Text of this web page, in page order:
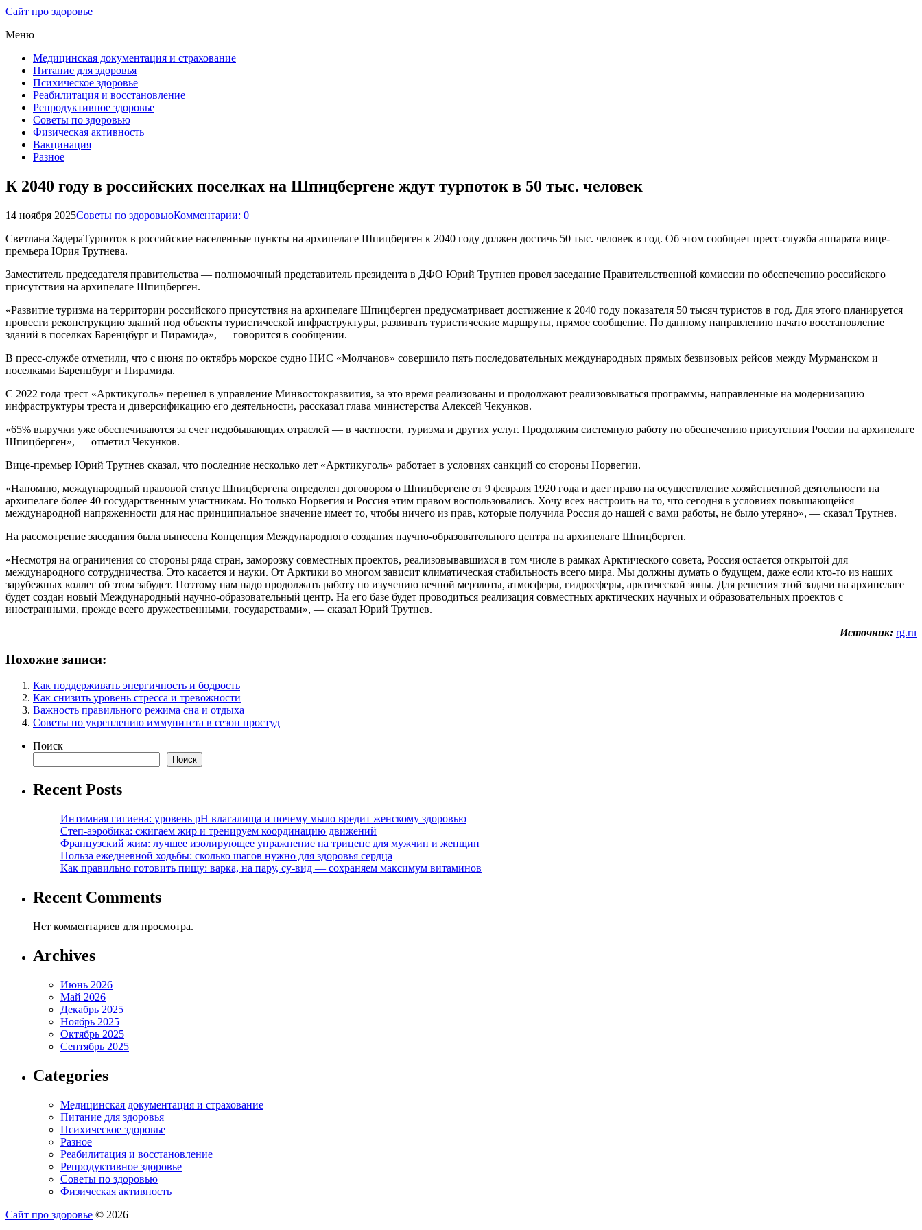
Сайт про здоровье
Меню
Медицинская документация и страхование
Питание для здоровья
Психическое здоровье
Реабилитация и восстановление
Репродуктивное здоровье
Советы по здоровью
Физическая активность
Вакцинация
Разное
К 2040 году в российских поселках на Шпицбергене ждут турпоток в 50 тыс. человек
14 ноября 2025Советы по здоровьюКомментарии: 0
Светлана ЗадераТурпоток в российские населенные пункты на архипелаге Шпицберген к 2040 году должен достичь 50 тыс. человек в год. Об этом сообщает пресс-служба аппарата вице-
премьера Юрия Трутнева.
Заместитель председателя правительства — полномочный представитель президента в ДФО Юрий Трутнев провел заседание Правительственной комиссии по обеспечению российского
присутствия на архипелаге Шпицберген.
«Развитие туризма на территории российского присутствия на архипелаге Шпицберген предусматривает достижение к 2040 году показателя 50 тысяч туристов в год. Для этого планируется
провести реконструкцию зданий под объекты туристической инфраструктуры, развивать туристические маршруты, прямое сообщение. По данному направлению начато восстановление
зданий в поселках Баренцбург и Пирамида», — говорится в сообщении.
В пресс-службе отметили, что с июня по октябрь морское судно НИС «Молчанов» совершило пять последовательных международных прямых безвизовых рейсов между Мурманском и
поселками Баренцбург и Пирамида.
С 2022 года трест «Арктикуголь» перешел в управление Минвостокразвития, за это время реализованы и продолжают реализовываться программы, направленные на модернизацию
инфраструктуры треста и диверсификацию его деятельности, рассказал глава министерства Алексей Чекунков.
«65% выручки уже обеспечиваются за счет недобывающих отраслей — в частности, туризма и других услуг. Продолжим системную работу по обеспечению присутствия России на архипелаге
Шпицберген», — отметил Чекунков.
Вице-премьер Юрий Трутнев сказал, что последние несколько лет «Арктикуголь» работает в условиях санкций со стороны Норвегии.
«Напомню, международный правовой статус Шпицбергена определен договором о Шпицбергене от 9 февраля 1920 года и дает право на осуществление хозяйственной деятельности на
архипелаге более 40 государственным участникам. Но только Норвегия и Россия этим правом воспользовались. Хочу всех настроить на то, что сегодня в условиях повышающейся
международной напряженности для нас принципиальное значение имеет то, чтобы ничего из прав, которые получила Россия до нашей с вами работы, не было утеряно», — сказал Трутнев.
На рассмотрение заседания была вынесена Концепция Международного создания научно-образовательного центра на архипелаге Шпицберген.
«Несмотря на ограничения со стороны ряда стран, заморозку совместных проектов, реализовывавшихся в том числе в рамках Арктического совета, Россия остается открытой для
международного сотрудничества. Это касается и науки. От Арктики во многом зависит климатическая стабильность всего мира. Мы должны думать о будущем, даже если кто-то из наших
зарубежных коллег об этом забудет. Поэтому нам надо продолжать работу по изучению вечной мерзлоты, атмосферы, гидросферы, арктической зоны. Для решения этой задачи на архипелаге
будет создан новый Международный научно-образовательный центр. На его базе будет проводиться реализация совместных арктических научных и образовательных проектов с
иностранными, прежде всего дружественными, государствами», — сказал Юрий Трутнев.
Источник: rg.ru
Похожие записи:
Как поддерживать энергичность и бодрость
Как снизить уровень стресса и тревожности
Важность правильного режима сна и отдыха
Советы по укреплению иммунитета в сезон простуд
Поиск
Поиск
Recent Posts
Интимная гигиена: уровень pH влагалища и почему мыло вредит женскому здоровью
Степ-аэробика: сжигаем жир и тренируем координацию движений
Французский жим: лучшее изолирующее упражнение на трицепс для мужчин и женщин
Польза ежедневной ходьбы: сколько шагов нужно для здоровья сердца
Как правильно готовить пищу: варка, на пару, су-вид — сохраняем максимум витаминов
Recent Comments
Нет комментариев для просмотра.
Archives
Июнь 2026
Май 2026
Декабрь 2025
Ноябрь 2025
Октябрь 2025
Сентябрь 2025
Categories
Медицинская документация и страхование
Питание для здоровья
Психическое здоровье
Разное
Реабилитация и восстановление
Репродуктивное здоровье
Советы по здоровью
Физическая активность
Сайт про здоровье © 2026